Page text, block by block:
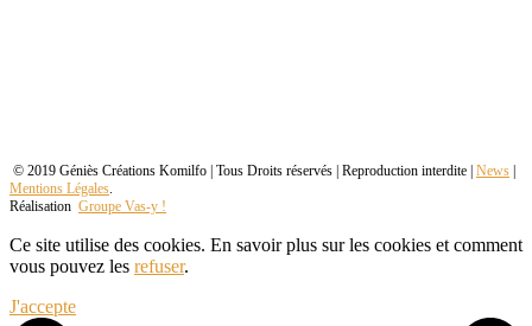
© 2019 Géniès Créations Komilfo | Tous Droits réservés | Reproduction interdite | News |
Mentions Légales.
Réalisation Groupe Vas-y !
Ce site utilise des cookies. En savoir plus sur les cookies et comment
vous pouvez les refuser.
J'accepte